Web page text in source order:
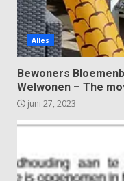
Alles
Bewoners
Welwonen – The
juni 27, 2023